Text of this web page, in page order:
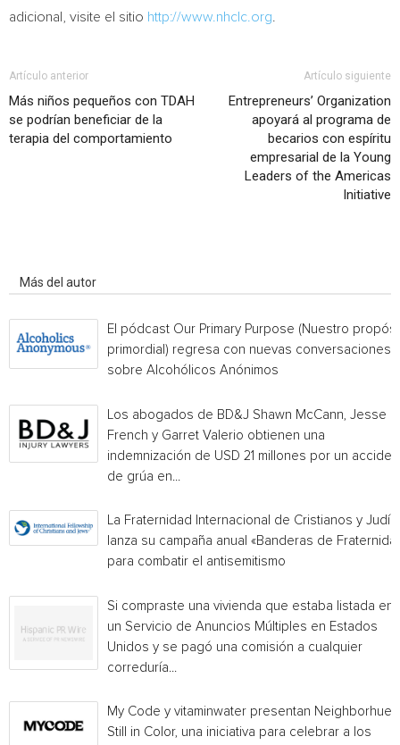
adicional, visite el sitio http://www.nhclc.org
Artículo anterior
Más niños pequeños con TDAH
se podrían beneficiar de la
terapia del comportamiento
Artículo siguiente
Entrepreneurs’ Organization
apoyará al programa de
becarios con espíritu
empresarial de la Young
Leaders of the Americas
Initiative
Más del autor
El pódcast Our Primary Purpose (Nuestro
primordial) regresa con nuevas conversaciones
sobre Alcohólicos Anónimos
Los abogados de BD&J Shawn McCann, Jesse
French y Garret Valerio obtienen una
indemnización de USD 21 millones por un
de grúa en...
La Fraternidad Internacional de Cristianos y
lanza su campaña anual «Banderas de
para combatir el antisemitismo
Si compraste una vivienda que estaba listada en
un Servicio de Anuncios Múltiples en Estados
Unidos y se pagó una comisión a cualquier
correduría...
My Code y vitaminwater presentan Neighborhue:
Still in Color, una iniciativa para celebrar a los